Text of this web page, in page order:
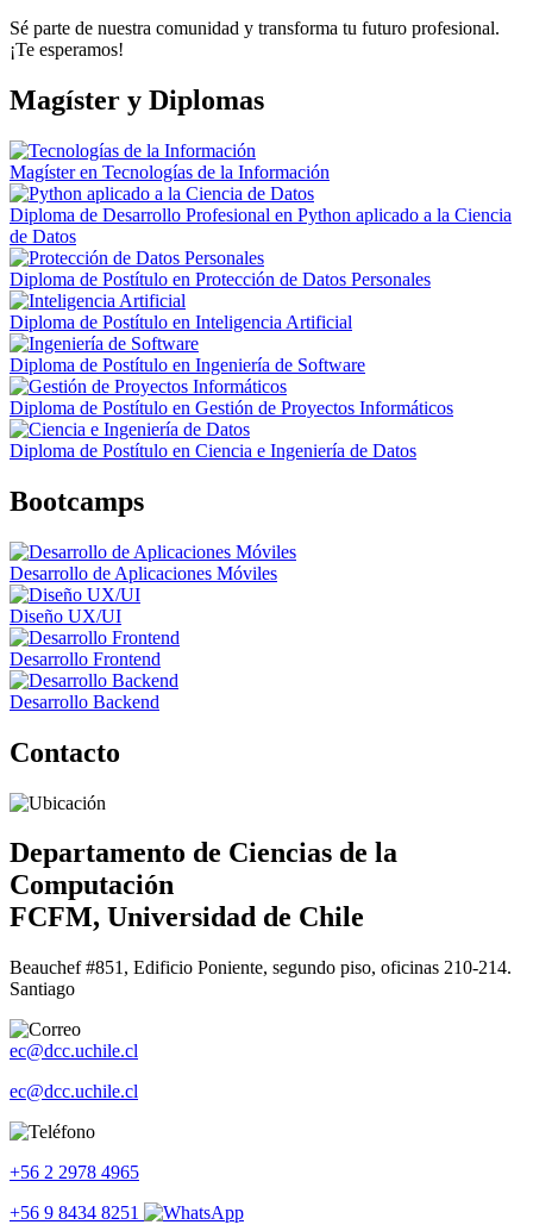
Sé parte de nuestra comunidad y transforma tu futuro profesional.
¡Te esperamos!
Magíster y Diplomas
Magíster en Tecnologías de la Información
Diploma de Desarrollo Profesional en Python aplicado a la Ciencia
de Datos
Diploma de Postítulo en Protección de Datos Personales
Diploma de Postítulo en Inteligencia Artificial
Diploma de Postítulo en Ingeniería de Software
Diploma de Postítulo en Gestión de Proyectos Informáticos
Diploma de Postítulo en Ciencia e Ingeniería de Datos
Bootcamps
Desarrollo de Aplicaciones Móviles
Diseño UX/UI
Desarrollo Frontend
Desarrollo Backend
Contacto
Departamento de Ciencias de la
Computación
FCFM, Universidad de Chile
Beauchef #851, Edificio Poniente, segundo piso, oficinas 210-214.
Santiago
ec@dcc.uchile.cl
ec@dcc.uchile.cl
+56 2 2978 4965
+56 9 8434 8251